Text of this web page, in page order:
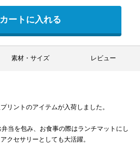
カートに入れる
素材・サイズ レビュー
リントのアイテムが入荷しました。
当を包み、お食事の際はランチマットにし
クセサリーとしても大活躍。